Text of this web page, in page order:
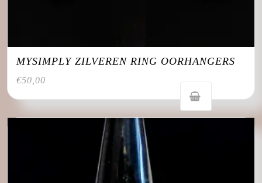
MYSIMPLY ZILVEREN RING OORHANGERS
€50,00